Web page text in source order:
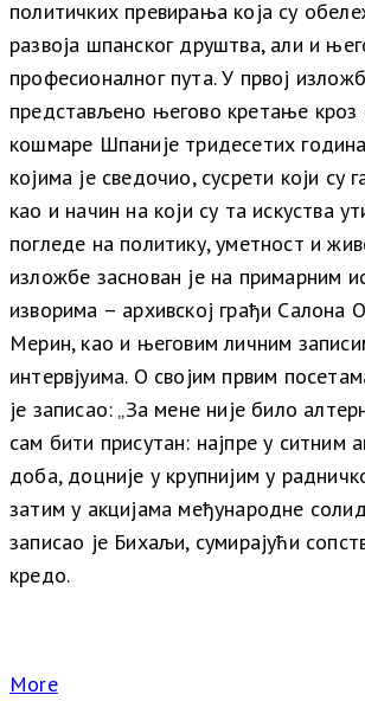
политичких превирања која су
развоја шпанског друштва, али и
професионалног пута. У првој
представљено његово кретање кроз
кошмаре Шпаније тридесетих
којима је сведочио, сусрети који су
као и начин на који су та искуства
погледе на политику, уметност и
изложбе заснован је на примарним
изворима – архивској грађи Салона
Мерин, као и његовим личним
интервјуима. О својим првим
је записао: „За мене није било
сам бити присутан: најпре у ситним
доба, доцније у крупнијим у
затим у акцијама међународне
записао је Бихаљи, сумирајући
кредо.
More